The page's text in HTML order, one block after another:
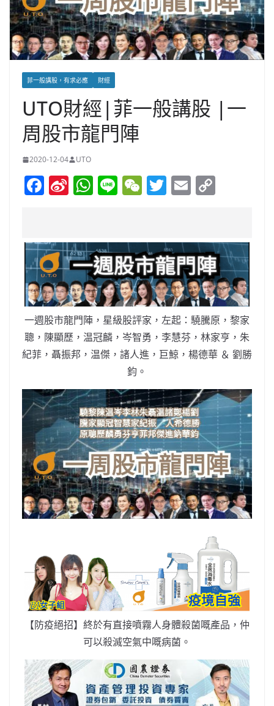
菲一般講股，有求必應 財經
UTO財經|菲一般講股 |一
周股市龍門陣
2020-12-04 UTO
F
e
b
o
o
k
Si
W
ei
b
o
W
s
A
p
p
Li W
h
at
T
er
E
l y
Li
n
k
一週股市龍門陣，星級股評家，左起：驍騰原，黎家
聰，陳顯歷，温冠麟，岑智勇，李慧芬，林家亨，朱
紀菲，聶振邦，温傑，諸人進，巨鯨，楊德華 ＆ 劉勝
鈞。
【防疫絕招】終於有直接噴霧人身體殺菌嘅產品，仲
可以殺滅空氣中嘅病菌。